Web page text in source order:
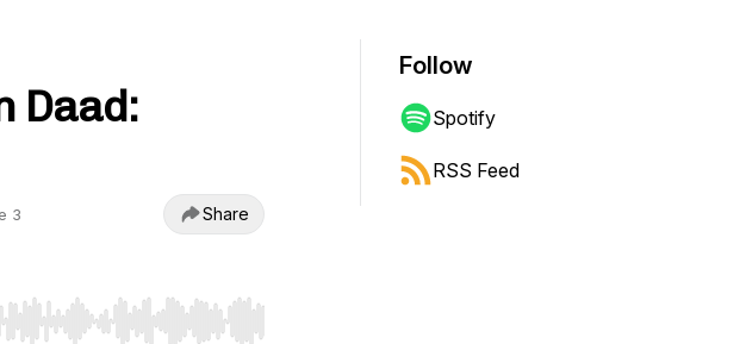
Daad:
3 Share
End to jump to start or end. Hold shift to jump forward or backward.
Follow
Spotify
RSS Feed